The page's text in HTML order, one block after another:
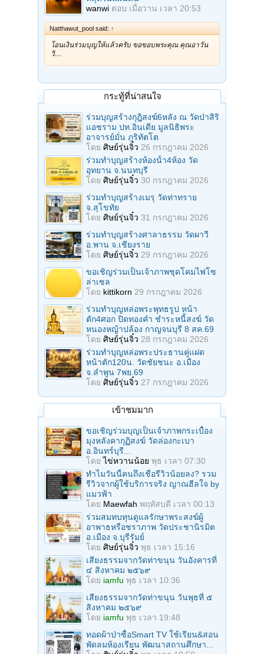
wanwi ตอบ เมื่อวาน เวลา 20:53
Natthawut_pool said: ↑
โอนเงินร่วมบุญให้แล้วครับ ขอขอบพระคุณ คุณอาวัน
วิ…
กระทู้ที่น่าสนใจ
ร่วมบุญสร้างกุฎิสงฆ์6หลัง ณ วัดป่าสิริ
แอชราม ปท.อินเดีย มูลนิธิพระ
อาจารย์มั่น ภูริทัตโต
โดย ศิษย์รุ่นจิ๋ว 26 กรกฎาคม 2026
ร่วมทําบุญสร้างห้องนั้า4ห้อง วัด
อุทยาน จ.นนทบุรี
โดย ศิษย์รุ่นจิ๋ว 30 กรกฎาคม 2026
ร่วมทําบุญสร้างเมรุ วัดท่าทราย
จ.สุโขทัย
โดย ศิษย์รุ่นจิ๋ว 31 กรกฎาคม 2026
ร่วมทําบุญสร้างศาลาธรรม วัดผาวี
อ.พาน จ.เชียงราย
โดย ศิษย์รุ่นจิ๋ว 29 กรกฎาคม 2026
ขอเชิญร่วมเป็นเจ้าภาพชุดโคมไฟโซ
ล่าเซล
โดย kittikorn 29 กรกฎาคม 2026
ร่วมทําบุญหล่อพระพุทธรูป หน้า
ตัก4ศอก ปิดทองคํา ชําระหนี้สงฆ์ วัด
หนองหญ้าปล้อง กาญจนบุรี 8 สค.69
โดย ศิษย์รุ่นจิ๋ว 28 กรกฎาคม 2026
ร่วมทําบุญหล่อพระประธานคู่แฝด
หน้าตัก120น. วัดชัยชนะ อ.เมือง
จ.ลำพูน 7พย.69
โดย ศิษย์รุ่นจิ๋ว 27 กรกฎาคม 2026
เข้าชมมาก
ขอเชิญร่วมบุญเป็นเจ้าภาพกระเบื้อง
มุงหลังคากุฏิสงฆ์ วัดล่องกะเบา
อ.อินทร์บุรี...
โดยไข่หวานน้อย พุธ เวลา 07:30
ทำไมวันนี้คนถึงเชื่อรีวิวน้อยลง? รวม
รีวิวจากผู้ใช้บริการจริง ญาณฮีลใจ by
แมวฟ้า
โดย Maewfah พฤหัสบดี เวลา 00:13
ร่วมสมทบทุนดูแลรักษาพระสงฆ์ผู้
อาพาธหรือชราภาพ วัดประชานิรมิต
อ.เมือง จ.บุรีรัมย์
โดย ศิษย์รุ่นจิ๋ว พุธ เวลา 15:16
เสียงธรรมจากวัดท่าขนุน วันอังคารที่
๔ สิงหาคม ๒๕๖๙
โดย iamfu พุธ เวลา 10:36
เสียงธรรมจากวัดท่าขนุน วันพุธที่ ๕
สิงหาคม ๒๕๖๙
โดย iamfu พุธ เวลา 19:48
ทอดผ้าป่าซื้อSmart TV ใช้เรียน&สอน
พัดลมห้องเรียน พัฒนาสถานศึกษา...